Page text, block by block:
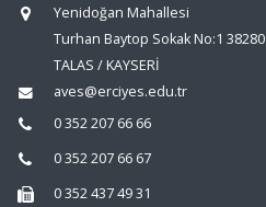
Yenidoğan Mahallesi
Turhan Baytop Sokak No:1 38280
TALAS / KAYSERİ
aves@erciyes.edu.tr
0 352 207 66 66
0 352 207 66 67
0 352 437 49 31